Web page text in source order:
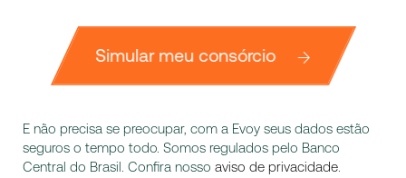
Simular meu consórcio
E não precisa se preocupar, com a Evoy seus dados estão
seguros o tempo todo. Somos regulados pelo Banco
Central do Brasil. Confira nosso aviso de privacidade.